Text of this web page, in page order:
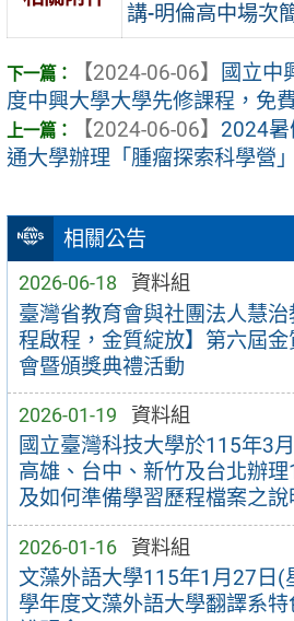
相關公告
2026-06-18 資料組
臺灣省教育會與社團法人慧
程啟程，金質綻放】第六屆
會暨頒獎典禮活動
2026-01-19 資料組
國立臺灣科技大學於115年3
高雄、台中、新竹及台北辦
及如何準備學習歷程檔案之說
2026-01-16 資料組
文藻外語大學115年1月27日(
學年度文藻外語大學翻譯系
講-明倫高中場次
【2024-06-06】
國立中
度中興大學大學先修課程，免
【2024-06-06】 2024暑
通大學辦理「腫瘤探索科學營